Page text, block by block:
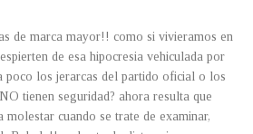
de marca mayor!! como si vivieramos en
de esa hipocresia vehiculada por
poco los jerarcas del partido oficial o los
tienen seguridad? ahora resulta que
molestar cuando se trate de examinar,